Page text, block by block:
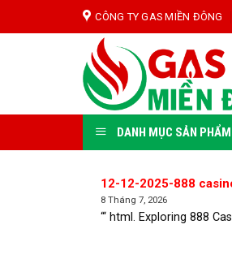
to
CÔNG TY GAS MIỀN ĐÔNG
DANH MỤC SẢN PHẨM
12-12-2025-888
8 Tháng 7, 2026
“‘ html. Exploring 888